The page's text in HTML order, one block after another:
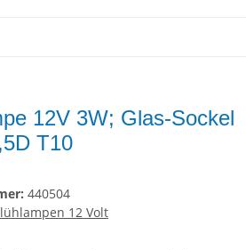
12V 3W; Glas-Sockel
T10
440504
12 Volt